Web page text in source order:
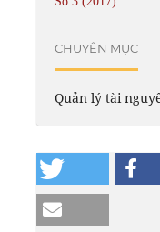
CHUYÊN MỤC
Quản lý tài